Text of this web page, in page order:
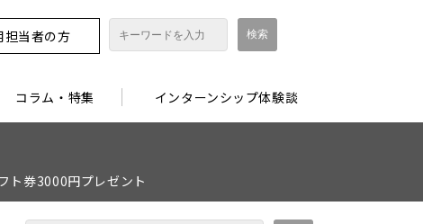
担当者の方
コラム・特集 インターンシップ体験談
ト券3000円プレゼント